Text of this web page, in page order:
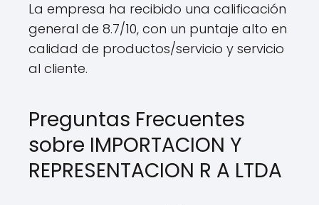
La empresa ha recibido una calificación
general de 8.7/10, con un puntaje alto en
calidad de productos/servicio y servicio
al cliente.
Preguntas Frecuentes
sobre IMPORTACION Y
REPRESENTACION R A LTDA